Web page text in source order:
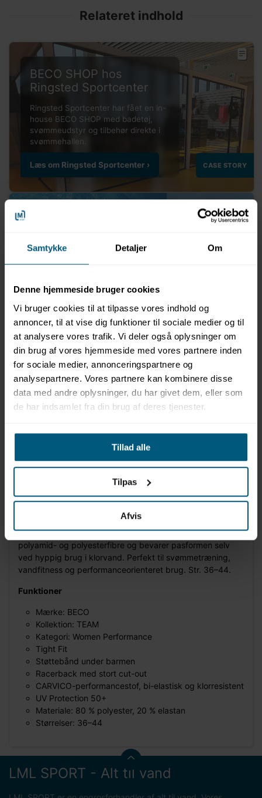
Samtykke Detaljer Om
Denne hjemmeside bruger cookies
Vi bruger cookies til at tilpasse vores indhold og
annoncer, til at vise dig funktioner til sociale medier og til
at analysere vores trafik. Vi deler også oplysninger om
din brug af vores hjemmeside med vores partnere inden
for sociale medier, annonceringspartnere og
analysepartnere. Vores partnere kan kombinere disse
data med andre oplysninger, du har givet dem, eller som
de har indsamlet fra din brug af deres tjenester.
Tillad alle
Tilpas
Afvis
Relateret indhold
BECO SHOP hos
Ringsted Sportcenter
Information Specifikationer
Produktbeskrivelse
svømmere, der ønsker maksimal bevægelsesfrihed og et
sikkert træningshold. Modellen har tæt pasform og et
bredt støttebånd under barmen, der giver stabilitet.
Racerback-design med stort cut-out giver optimal
bevægelse i skuldre og overkrop og sikrer et
aerodynamisk, sporty fit. Materialet er et højkvalitets
klorresistent, UV-beskyttende og modstandsdygtigt over
for solcreme og olie. Stoffet indeholder genanvendte
polyamid- og polyesterfibre og bevarer pasformen selv
ved hyppig brug i klorvand. Perfekt til svømmetræning,
vandfitness og performanceorienteret brug. Str. 36–44.
Funktioner
Mærke: BECO
Kollektion: TEAM
Kategori: Women Performance
Tight Fit
Støttebånd under barmen
Racerback med stort cut-out
CARVICO-performancestof, bi-elastisk og klorresistent
UV Protection 50+
Materiale: 80 % polyester, 20 % elastan
Størrelser: 36–44
LML SPORT - Alt til vand